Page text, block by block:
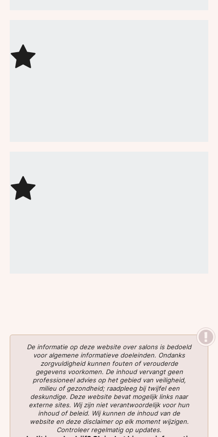
De informatie op deze website over salons is bedoeld
voor algemene informatieve doeleinden. Ondanks
zorgvuldigheid kunnen fouten of verouderde
gegevens voorkomen. De inhoud vervangt geen
professioneel advies op het gebied van veiligheid,
milieu of gezondheid; raadpleeg bij twijfel een
deskundige. Deze website bevat mogelijk links naar
externe sites. Wij zijn niet verantwoordelijk voor hun
inhoud of beleid. Wij kunnen de inhoud van de
website en deze disclaimer op elk moment wijzigen.
Controleer regelmatig op updates.